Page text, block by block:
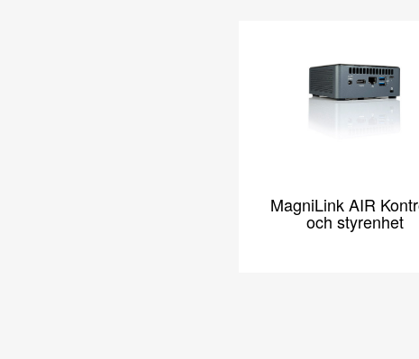
MagniLink AIR
och styrenhet